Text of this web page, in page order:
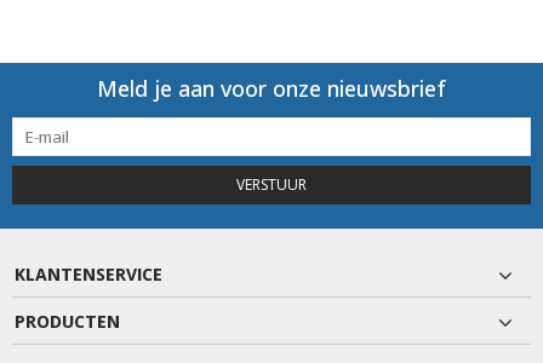
Meld je aan voor onze nieuwsbrief
VERSTUUR
KLANTENSERVICE
PRODUCTEN